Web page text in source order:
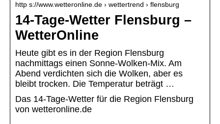
http s://www.wetteronline.de › wettertrend › flensburg
14-Tage-Wetter Flensburg –
WetterOnline
Heute gibt es in der Region Flensburg
nachmittags einen Sonne-Wolken-Mix. Am
Abend verdichten sich die Wolken, aber es
bleibt trocken. Die Temperatur beträgt …
Das 14-Tage-Wetter für die Region Flensburg
von wetteronline.de